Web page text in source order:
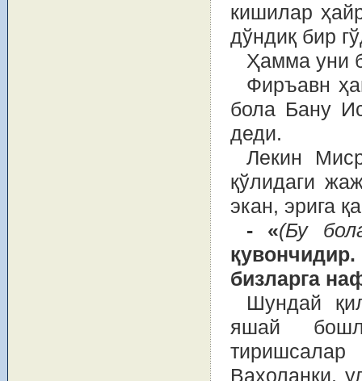
кишилар
дўндиқ бир
Ҳамма уни
Фиръавн
бола Бану
деди.
Лекин
қўлидаги
экан, эрига
- «(Бу
бизларга
Шундай
яшай
Ваҳоланки,